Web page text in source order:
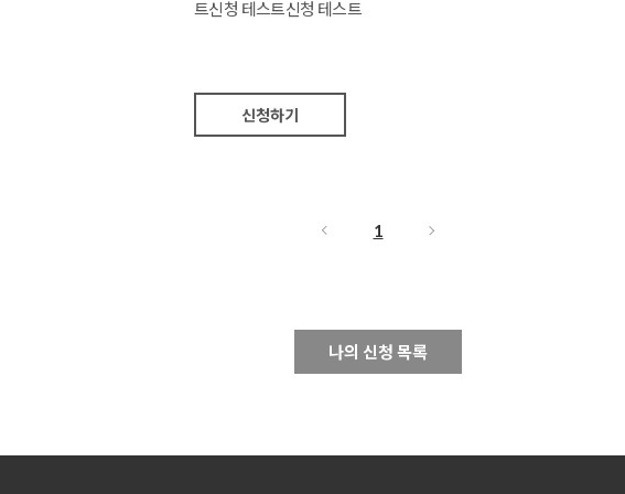
트신청 테스트신청 테스트
신청하기
1
나의 신청 목록